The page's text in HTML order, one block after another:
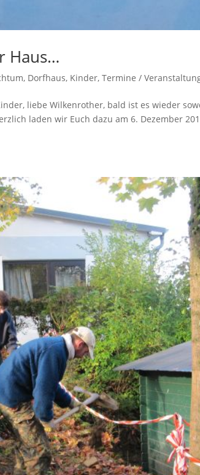
Haus…
, Dorfhaus, Kinder,Termine /
liebe Wilkenrother, bald ist es wieder
laden wir Euch dazu am 6. Dezember